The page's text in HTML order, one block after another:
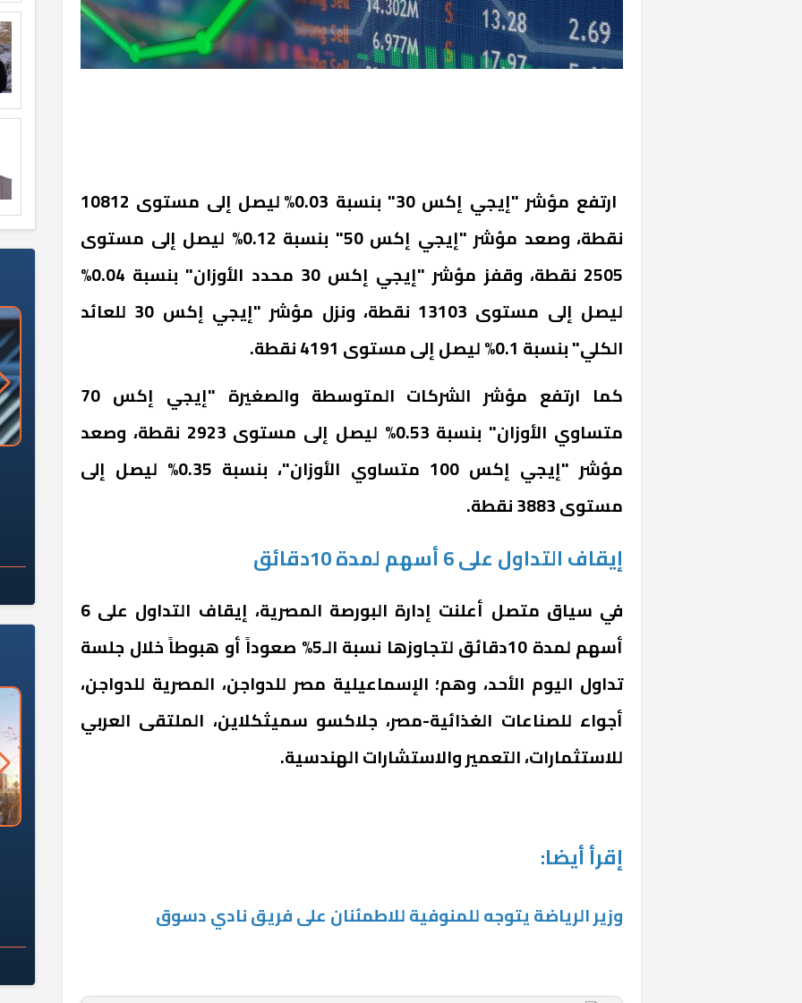
ارتفع مؤشر "إيجي إكس 30" بنسبة 0.03% ليصل إلى مستوى 10812
نقطة، وصعد مؤشر "إيجي إكس 50" بنسبة 0.12% ليصل إلى مستوى
2505 نقطة، وقفز مؤشر "إيجي إكس 30 محدد الأوزان" بنسبة 0.04%
ليصل إلى مستوى 13103 نقطة، ونزل مؤشر "إيجي إكس 30 للعائد
الكلي" بنسبة 0.1% ليصل إلى مستوى 4191 نقطة.
كما ارتفع مؤشر الشركات المتوسطة والصغيرة "إيجي إكس 70
متساوي الأوزان" بنسبة 0.53% ليصل إلى مستوى 2923 نقطة، وصعد
مؤشر "إيجي إكس 100 متساوي الأوزان"، بنسبة 0.35% ليصل إلى
مستوى 3883 نقطة.
إيقاف التداول على 6 أسهم لمدة 10دقائق
في سياق متصل أعلنت إدارة البورصة المصرية، إيقاف التداول على 6
أسهم لمدة 10دقائق لتجاوزها نسبة الـ5% صعوداً أو هبوطاً خلال جلسة
تداول اليوم الأحد، وهم؛ الإسماعيلية مصر للدواجن، المصرية للدواجن،
أجواء للصناعات الغذائية-مصر، جلاكسو سميثكلاين، الملتقى العربي
للاستثمارات، التعمير والاستشارات الهندسية.
إقرأ أيضا:
وزير الرياضة يتوجه للمنوفية للاطمئنان على فريق نادي دسوق
«وزارة الآثار»: العُثور على 10 توابيت
خشبية بفناء مقبرة "باكي"
سلامة الغذاء: 285 ألف طن صادرات
غذائية في أسبوع